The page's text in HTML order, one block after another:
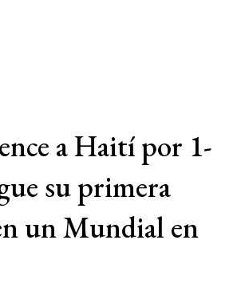
a Haití por 1-
su primera
un Mundial en